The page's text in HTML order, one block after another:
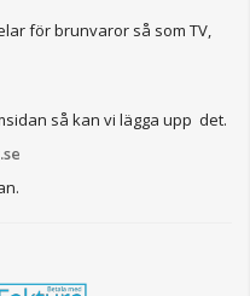
för brunvaror så som TV,
så kan vi lägga upp det.